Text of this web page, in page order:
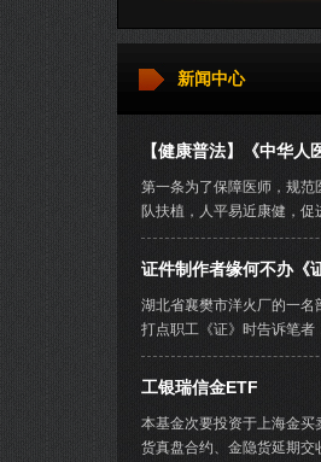
新闻中心
【健康普法】《中华人
第一条为了保障医师，规
队扶植，人平易近康健，促
证件制作者缘何不办《
湖北省襄樊市洋火厂的一
打点职工《证》时告诉笔者
工银瑞信金ETF
本基金次要投资于上海金
货真盘合约、金隐货延期交